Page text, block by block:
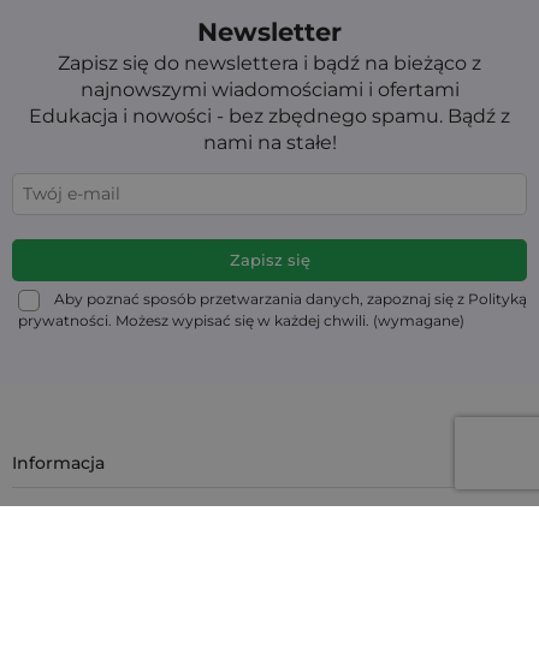
Newsletter
Zapisz się do newslettera i bądź na bieżąco z
najnowszymi wiadomościami i ofertami
Edukacja i nowości - bez zbędnego spamu. Bądź z
nami na stałe!
Aby poznać sposób przetwarzania danych, zapoznaj się z Polityką
prywatności. Możesz wypisać się w każdej chwili. (wymagane)
Informacja